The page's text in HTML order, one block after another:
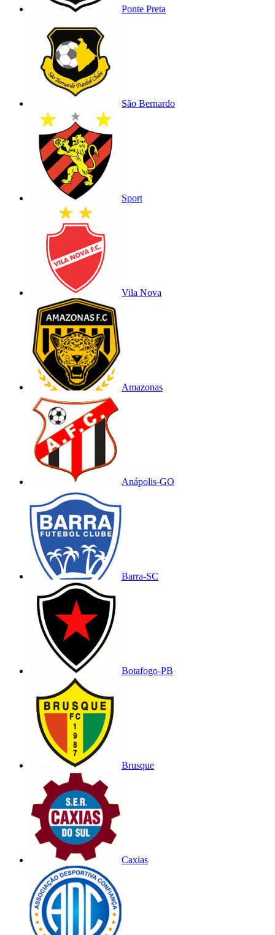
Ponte Preta
São Bernardo
Sport
Vila Nova
Amazonas
Anápolis-GO
Barra-SC
Botafogo-PB
Brusque
Caxias